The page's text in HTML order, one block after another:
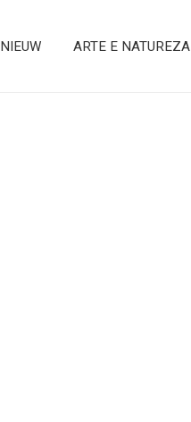
NIEUW ARTE E NATUREZA